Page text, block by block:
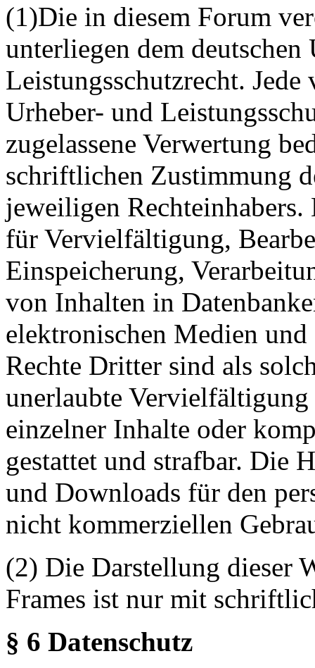
(1)Die in diesem Forum
unterliegen dem deutschen
Leistungsschutzrecht. Jede
Urheber- und
zugelassene Verwertung
schriftlichen Zustimmung
jeweiligen
für Vervielfältigung,
Einspeicherung,
von Inhalten in
elektronischen Medien
Rechte Dritter sind als
unerlaubte Vervielfältigung
einzelner Inhalte oder
gestattet und strafbar. Die
und Downloads für den
nicht kommerziellen
(2) Die Darstellung dieser
Frames ist nur mit
§ 6 Datenschutz